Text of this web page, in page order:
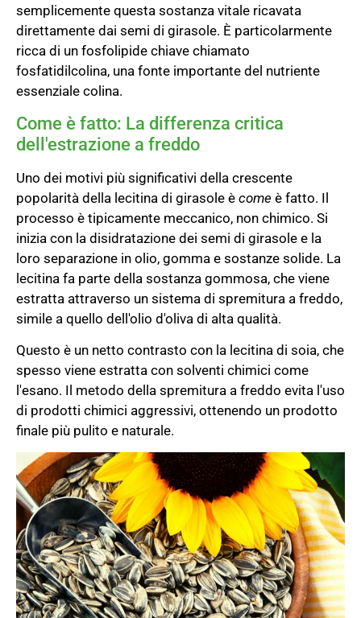
semplicemente questa sostanza vitale ricavata
direttamente dai semi di girasole. È particolarmente
ricca di un fosfolipide chiave chiamato
fosfatidilcolina, una fonte importante del nutriente
essenziale colina.
Come è fatto: La differenza critica
dell'estrazione a freddo
Uno dei motivi più significativi della crescente
popolarità della lecitina di girasole è come è fatto. Il
processo è tipicamente meccanico, non chimico. Si
inizia con la disidratazione dei semi di girasole e la
loro separazione in olio, gomma e sostanze solide. La
lecitina fa parte della sostanza gommosa, che viene
estratta attraverso un sistema di spremitura a freddo,
simile a quello dell'olio d'oliva di alta qualità.
Questo è un netto contrasto con la lecitina di soia, che
spesso viene estratta con solventi chimici come
l'esano. Il metodo della spremitura a freddo evita l'uso
di prodotti chimici aggressivi, ottenendo un prodotto
finale più pulito e naturale.